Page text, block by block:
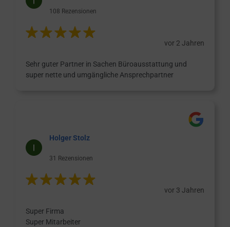
108 Rezensionen
vor 2 Jahren
Sehr guter Partner in Sachen Büroausstattung und
super nette und umgängliche Ansprechpartner
Holger Stolz
31 Rezensionen
vor 3 Jahren
Super Firma
Super Mitarbeiter